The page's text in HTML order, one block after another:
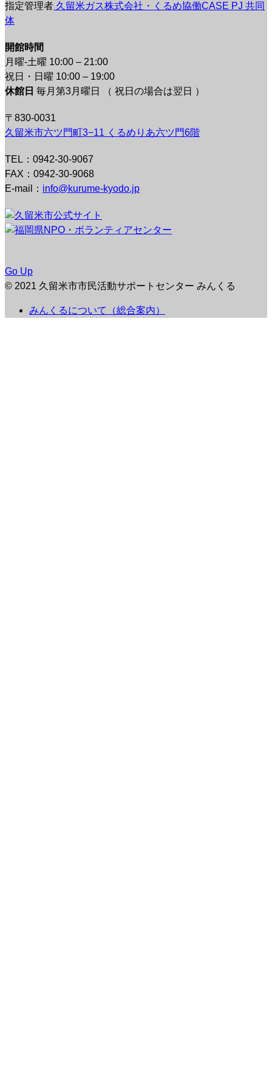
指定管理者 久留米ガス株式会社・くるめ協働CASE PJ 共同
体
開館時間
月曜-土曜 10:00 – 21:00
祝日・日曜 10:00 – 19:00
休館日 毎月第3月曜日 （ 祝日の場合は翌日 ）
〒830-0031
久留米市六ツ門町3−11 くるめりあ六ツ門6階
TEL：0942-30-9067
FAX：0942-30-9068
E-mail： info@kurume-kyodo.jp
Go Up
© 2021 久留米市市民活動サポートセンター みんくる
みんくるについて（総合案内）